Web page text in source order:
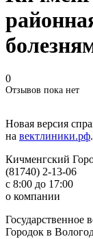
0
Отзывов пока нет
Новая версия
на вектлиники.рф.
Кичменгский
(81740) 2-13-06
с 8:00 до 17:00
о компании
Государственное
Городок в